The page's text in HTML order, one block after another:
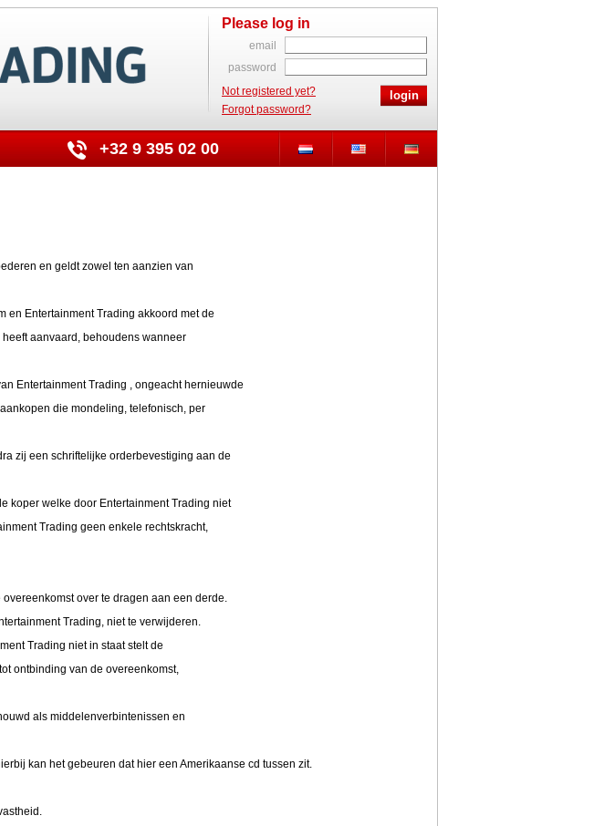
Please log in
email
password
Not registered yet?
Forgot password?
+32 9 395 02 00
en geldt zowel ten aanzien van
en Entertainment Trading akkoord met de
aanvaard, behoudens wanneer
Entertainment Trading , ongeacht hernieuwde
die mondeling, telefonisch, per
zij een schriftelijke orderbevestiging aan de
koper welke door Entertainment Trading niet
Trading geen enkele rechtskracht,
over te dragen aan een derde.
Trading, niet te verwijderen.
Trading niet in staat stelt de
ontbinding van de overeenkomst,
als middelenverbintenissen en
kan het gebeuren dat hier een Amerikaanse cd tussen zit.